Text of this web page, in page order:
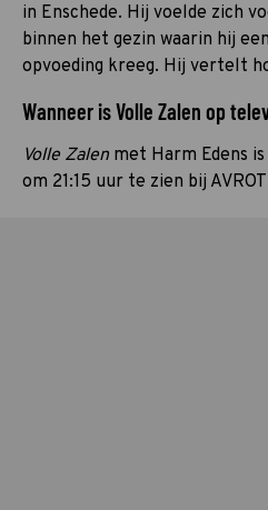
in Enschede. Hij voelde zich
binnen het gezin waarin hij
opvoeding kreeg. Hij vertelt
Wanneer is Volle Zalen op
Volle Zalen met Harm Edens
om 21:15 uur te zien bij